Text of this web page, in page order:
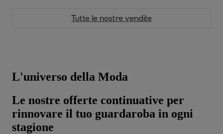
Tutte le nostre vendite
L'universo della Moda
Le nostre offerte continuative per
rinnovare il tuo guardaroba in ogni
stagione